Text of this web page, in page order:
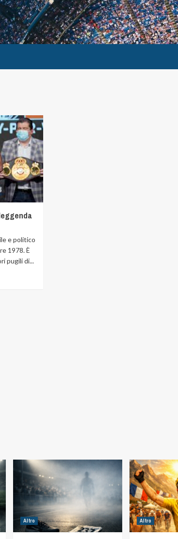
e politico
1978. È
pugili di...
Altro Altro